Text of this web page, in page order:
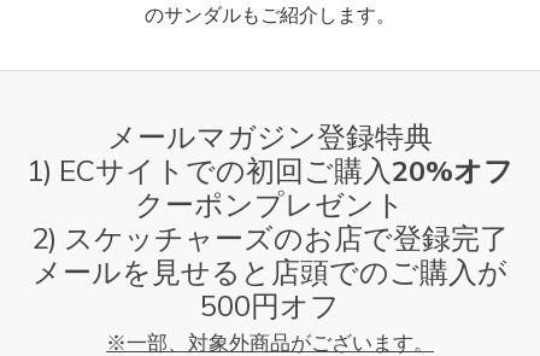
のサンダルもご紹介します。
メールマガジン登録特典
1) ECサイトでの初回ご購入 20%オフ
クーポンプレゼント
2) スケッチャーズのお店で登録完了
メールを見せると店頭でのご購入が
500円オフ
※一部、対象外商品がございます。